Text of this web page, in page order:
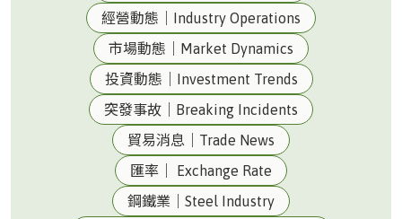
經營動態｜Industry Operations
市場動態｜Market Dynamics
投資動態｜Investment Trends
突發事故｜Breaking Incidents
貿易消息｜Trade News
匯率｜ Exchange Rate
鋼鐵業｜Steel Industry